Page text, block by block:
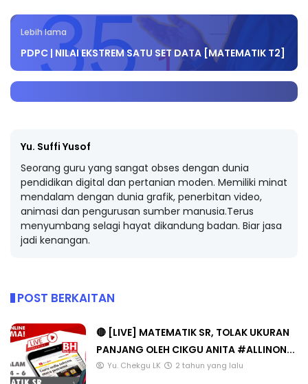
Lebih lama
PDPC | NILAI EKSTREM SATU SET DATA [MATEMATIK T2]
Yu. Suffi Yusof
Seorang guru yang sangat obses dengan dunia
pendidikan digital dan pertanian moden. Memiliki minat
mendalam dengan dunia grafik, penerbitan video,
animasi dan pengurusan sumber manusia.Terus
menyumbang selagi hayat dikandung badan. Biar jasa
jadi kenangan.
POST BERKAITAN
🔴 [LIVE] MATEMATIK SR, TOLAK UKURAN
PANJANG OLEH CIKGU ANITA #ALLINON...
Yu. Chekgu LK 2 tahun yang lalu